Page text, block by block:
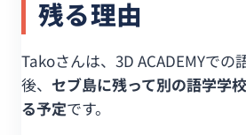
残る理由
Takoさんは、3D ACADEMYでの
後、 セブ島に残って別の語学学
る予定です。